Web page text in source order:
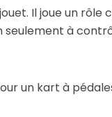
Il joue un
à
un kart à